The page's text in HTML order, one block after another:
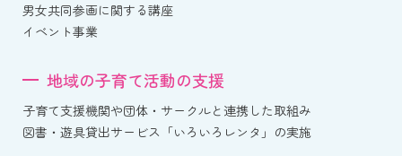
男女共同参画に関する講座
イベント事業
地域の子育て活動の支援
子育て支援機関や団体・サークルと連携した取組み
図書・遊具貸出サービス「いろいろレンタ」の実施